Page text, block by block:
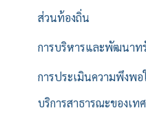
ส่วนท้องถิ่น
การบริหารและพัฒนาท
การประเมินความพึงพ
บริการสาธารณะของเท